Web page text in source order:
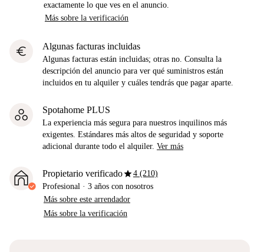
exactamente lo que ves en el anuncio.
Más sobre la verificación
euro Algunas facturas incluidas
Algunas facturas están incluidas; otras no. Consulta la
descripción del anuncio para ver qué suministros están
incluidos en tu alquiler y cuáles tendrás que pagar aparte.
Spotahome PLUS
La experiencia más segura para nuestros inquilinos más
exigentes. Estándares más altos de seguridad y soporte
adicional durante todo el alquiler. Ver más
Propietario verificadostar4 (210)
Profesional · 3 años con nosotros
Más sobre este arrendador
Más sobre la verificación